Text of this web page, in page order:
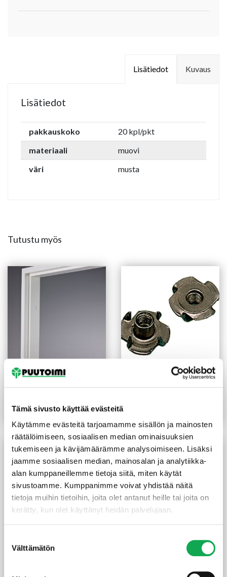
Tämä sivusto käyttää evästeitä
Käytämme evästeitä tarjoamamme sisällön ja mainosten
räätälöimiseen, sosiaalisen median ominaisuuksien
tukemiseen ja kävijämäärämme analysoimiseen. Lisäksi
jaamme sosiaalisen median, mainosalan ja analytiikka-
alan kumppaneillemme tietoja siitä, miten käytät
sivustoamme. Kumppanimme voivat yhdistää näitä
tietoja muihin tietoihin, joita olet antanut heille tai joita on
kerätty, kun olet käyttänyt heidän palvelujaan.
valinta
Välttämätön
Kuvaus
Lisätiedot
Lisätiedot
pakkauskoko
20 kpl/pkt
materiaali
muovi
väri
musta
Tutustu myös
Karmi 92 mm 8X21
valkoinen
Lue lisää
Lyöntimutteri M10
4kpl/pussi Pisla 336
Säätöjalka Rollmex M8x40
Kumijalka Rollmex B30-